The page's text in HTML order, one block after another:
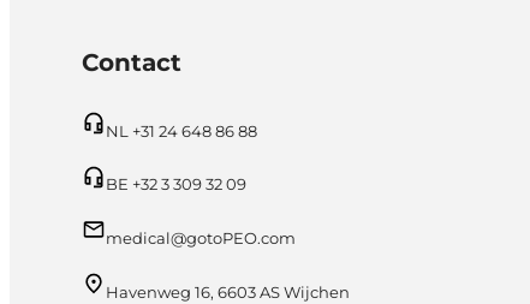
Contact
NL +31 24 648 86 88
BE +32 3 309 32 09
medical@gotoPEO.com
Havenweg 16, 6603 AS Wijchen